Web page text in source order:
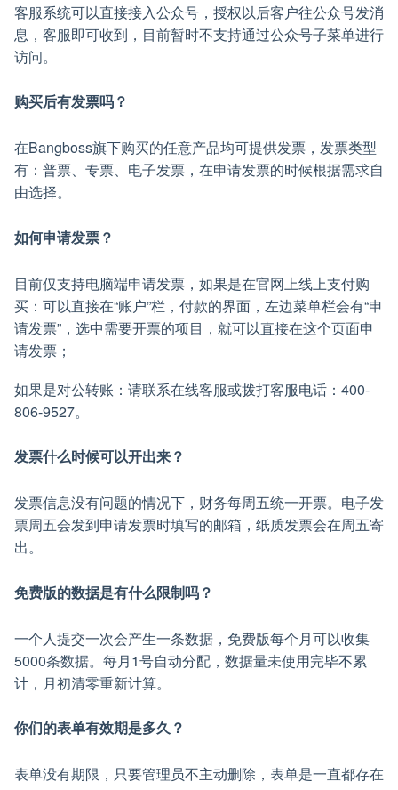
客服系统可以直接接入公众号，授权以后客户往公众号发消
息，客服即可收到，目前暂时不支持通过公众号子菜单进行
访问。
购买后有发票吗？
在Bangboss旗下购买的任意产品均可提供发票，发票类型
有：普票、专票、电子发票，在申请发票的时候根据需求自
由选择。
如何申请发票？
目前仅支持电脑端申请发票，如果是在官网上线上支付购
买：可以直接在“账户”栏，付款的界面，左边菜单栏会有“申
请发票”，选中需要开票的项目，就可以直接在这个页面申
请发票；
如果是对公转账：请联系在线客服或拨打客服电话：400-
806-9527。
发票什么时候可以开出来？
发票信息没有问题的情况下，财务每周五统一开票。电子发
票周五会发到申请发票时填写的邮箱，纸质发票会在周五寄
出。
免费版的数据是有什么限制吗？
一个人提交一次会产生一条数据，免费版每个月可以收集
5000条数据。每月1号自动分配，数据量未使用完毕不累
计，月初清零重新计算。
你们的表单有效期是多久？
表单没有期限，只要管理员不主动删除，表单是一直都存在